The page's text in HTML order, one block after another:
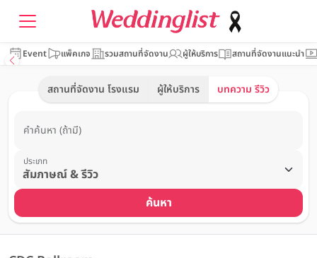
Event แพ็คเกจ รวมสถานที่จัดงาน ผู้ให้บริการ สถานที่จัดงานแนะนำ
สถานที่จัดงาน โรงแรม ผู้ให้บริการ บทความ รีวิว
คำค้นหา (ถ้ามี)
ประเภท
ค้นหา